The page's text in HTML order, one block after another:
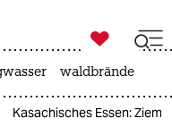

taz zahl ich
waldbrände
Kasachisches Essen: